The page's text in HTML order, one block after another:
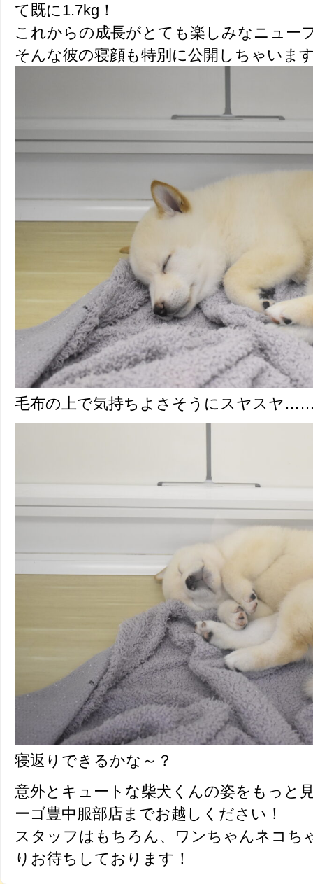
て既に1.7kg！
これからの成長がとても楽しみなニュー
そんな彼の寝顔も特別に公開しちゃいま
毛布の上で気持ちよさそうにスヤスヤ
寝返りできるかな～？
意外とキュートな柴犬くんの姿をもっと
ーゴ豊中服部店までお越しください！
スタッフはもちろん、ワンちゃんネコち
りお待ちしております！